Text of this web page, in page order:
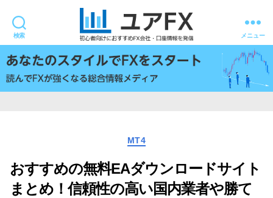
検索
ユ
ア
FX
メニュー
カ
テ
ゴ
リ
ー
MT4
おすすめの無料EAダウンロードサイト
まとめ！信頼性の高い国内業者や勝て